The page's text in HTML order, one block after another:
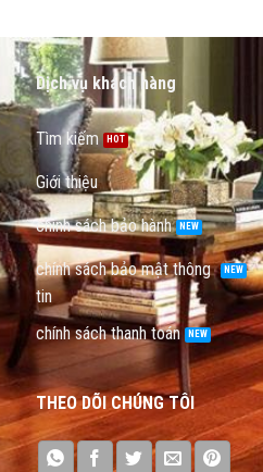
Dịch vụ khách hàng
Tìm kiếm
Giới thiệu
chính sách bảo hành
chính sách bảo mật thông
tin
chính sách thanh toán
THEO DÕI CHÚNG TÔI